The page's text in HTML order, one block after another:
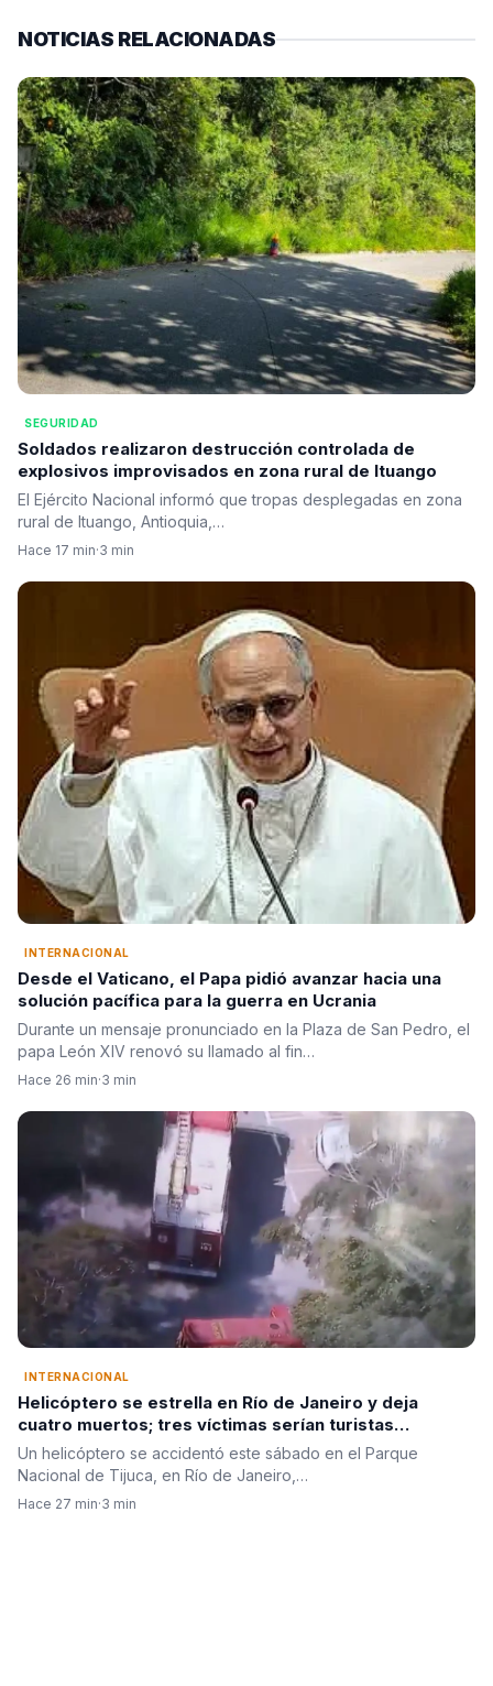
NOTICIAS RELACIONADAS
SEGURIDAD
Soldados realizaron destrucción controlada de
explosivos improvisados en zona rural de Ituango
El Ejército Nacional informó que tropas desplegadas en zona
rural de Ituango, Antioquia,…
Hace 17 min·3 min
INTERNACIONAL
Desde el Vaticano, el Papa pidió avanzar hacia una
solución pacífica para la guerra en Ucrania
Durante un mensaje pronunciado en la Plaza de San Pedro, el
papa León XIV renovó su llamado al fin…
Hace 26 min·3 min
INTERNACIONAL
Helicóptero se estrella en Río de Janeiro y deja
cuatro muertos; tres víctimas serían turistas
colombianas
Un helicóptero se accidentó este sábado en el Parque
Nacional de Tijuca, en Río de Janeiro,…
Hace 27 min·3 min